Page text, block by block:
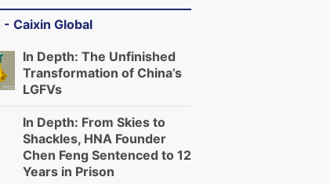
- Caixin Global
In Depth: The Unfinished
Transformation of China’s
LGFVs
In Depth: From Skies to
Shackles, HNA Founder
Chen Feng Sentenced to 12
Years in Prison